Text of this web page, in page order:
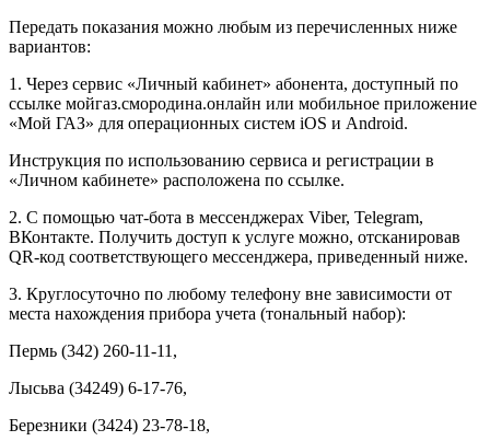
Передать показания можно любым из перечисленных ниже
вариантов:
1. Через сервис «Личный кабинет» абонента, доступный по
ссылке мойгаз.смородина.онлайн или мобильное приложение
«Мой ГАЗ» для операционных систем iOS и Android.
Инструкция по использованию сервиса и регистрации в
«Личном кабинете» расположена по ссылке.
2. С помощью чат-бота в мессенджерах Viber, Telegram,
ВКонтакте. Получить доступ к услуге можно, отсканировав
QR-код соответствующего мессенджера, приведенный ниже.
3. Круглосуточно по любому телефону вне зависимости от
места нахождения прибора учета (тональный набор):
Пермь (342) 260-11-11,
Лысьва (34249) 6-17-76,
Березники (3424) 23-78-18,